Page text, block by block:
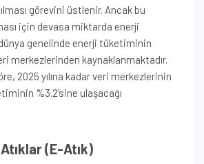
görevini üstlenir. Ancak bu
için devasa miktarda enerji
genelinde enerji tüketiminin
merkezlerinden kaynaklanmaktadır.
2025 yılına kadar veri merkezlerinin
%3.2’sine ulaşacağı
(E-Atık)